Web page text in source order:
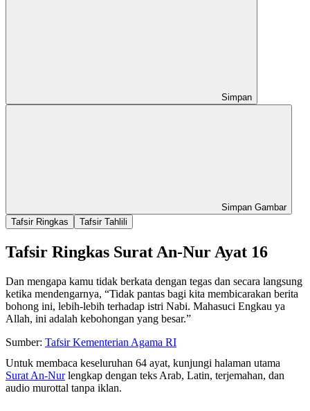
Simpan
Simpan Gambar
Tafsir Ringkas
Tafsir Tahlili
Tafsir Ringkas Surat An-Nur Ayat 16
Dan mengapa kamu tidak berkata dengan tegas dan secara langsung
ketika mendengarnya, “Tidak pantas bagi kita membicarakan berita
bohong ini, lebih-lebih terhadap istri Nabi. Mahasuci Engkau ya
Allah, ini adalah kebohongan yang besar.”
Sumber: Tafsir Kementerian Agama RI
Untuk membaca keseluruhan 64 ayat, kunjungi halaman utama
Surat An-Nurlengkap dengan teks Arab, Latin, terjemahan, dan
audio murottal tanpa iklan.